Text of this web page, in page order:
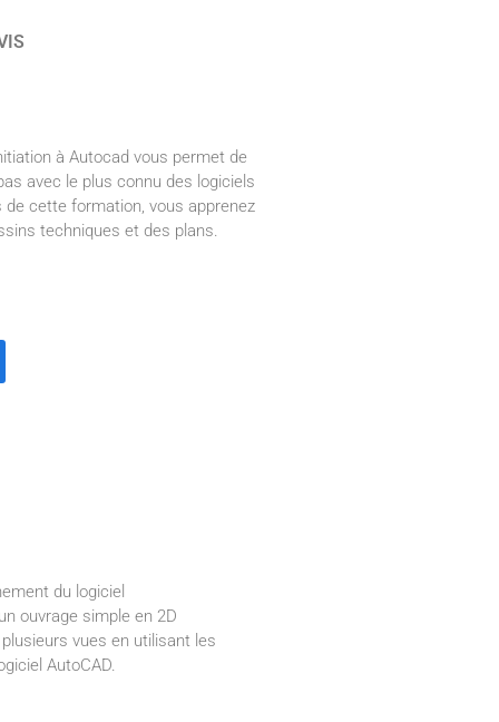
à Autocad vous permet de
avec le plus connu des logiciels
de cette formation, vous apprenez
techniques et des plans.
du logiciel
ouvrage simple en 2D
vues en utilisant les
AutoCAD.